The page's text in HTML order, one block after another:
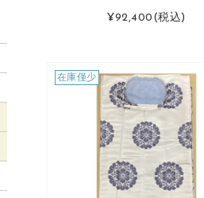
¥92,400 (税込)
在庫僅少